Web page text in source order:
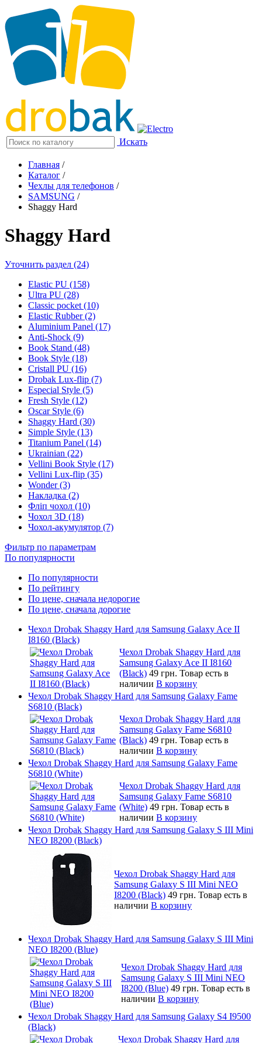
Искать
Главная /
Каталог /
Чехлы для телефонов /
SAMSUNG /
Shaggy Hard
Shaggy Hard
Уточнить раздел (24)
Elastic PU (158)
Ultra PU (28)
Classic pocket (10)
Elastic Rubber (2)
Aluminium Panel (17)
Anti-Shock (9)
Book Stand (48)
Book Style (18)
Cristall PU (16)
Drobak Lux-flip (7)
Especial Style (5)
Fresh Style (12)
Oscar Style (6)
Shaggy Hard (30)
Simple Style (13)
Titanium Panel (14)
Ukrainian (22)
Vellini Book Style (17)
Vellini Lux-flip (35)
Wonder (3)
Накладка (2)
Фліп чохол (10)
Чохол 3D (18)
Чохол-акумулятор (7)
Фильтр по параметрам
По популярности
По популярности
По рейтингу
По цене, сначала недорогие
По цене, сначала дорогие
Чехол Drobak Shaggy Hard для Samsung Galaxy Ace II
I8160 (Black)
Чехол Drobak Shaggy Hard для
Samsung Galaxy Ace II I8160
(Black) 49 грн. Товар есть в
наличии В корзину
Чехол Drobak Shaggy Hard для Samsung Galaxy Fame
S6810 (Black)
Чехол Drobak Shaggy Hard для
Samsung Galaxy Fame S6810
(Black) 49 грн. Товар есть в
наличии В корзину
Чехол Drobak Shaggy Hard для Samsung Galaxy Fame
S6810 (White)
Чехол Drobak Shaggy Hard для
Samsung Galaxy Fame S6810
(White) 49 грн. Товар есть в
наличии В корзину
Чехол Drobak Shaggy Hard для Samsung Galaxy S III Mini
NEO I8200 (Black)
Чехол Drobak Shaggy Hard для
Samsung Galaxy S III Mini NEO
I8200 (Black) 49 грн. Товар есть в
наличии В корзину
Чехол Drobak Shaggy Hard для Samsung Galaxy S III Mini
NEO I8200 (Blue)
Чехол Drobak Shaggy Hard для
Samsung Galaxy S III Mini NEO
I8200 (Blue) 49 грн. Товар есть в
наличии В корзину
Чехол Drobak Shaggy Hard для Samsung Galaxy S4 I9500
(Black)
Чехол Drobak Shaggy Hard для